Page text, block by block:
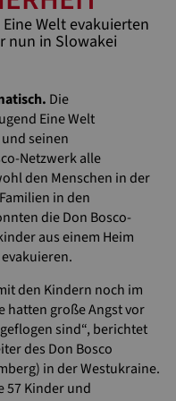
Welt evakuierten
nun in Slowakei
Die
Eine Welt
seinen
Netzwerk alle
den Menschen in der
in den
die Don Bosco-
aus einem Heim
den Kindern noch im
hatten große Angst vor
sind“, berichtet
des Don Bosco
in der Westukraine.
57 Kinder und